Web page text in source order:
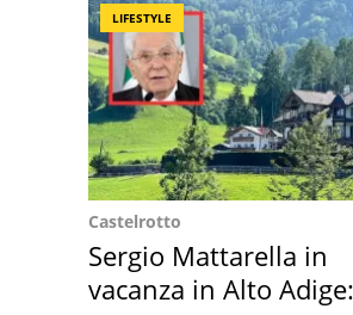
LIFESTYLE
Castelrotto
Sergio Mattarella in
vacanza in Alto